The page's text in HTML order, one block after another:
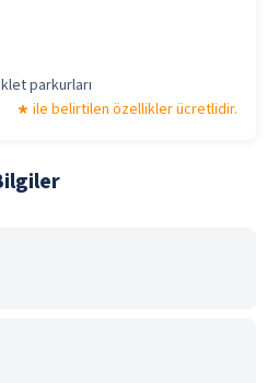
parkurları
ile belirtilen özellikler ücretlidir.